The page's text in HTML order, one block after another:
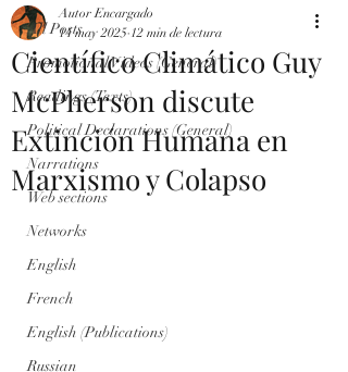
All Posts
Promotional Videos (General)
Readings (Texts)
Political Declarations (General)
Narrations
Web sections
Networks
English
French
English (Publications)
Russian
Científico Climático Guy
McPherson discute
Extinción Humana en
Marxismo y Colapso
Autor Encargado
14 may 2025 12 min de lectura